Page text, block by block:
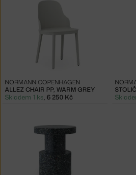
ALLEZ CHAIR PP, WARM GREY
NORMANN COPENHAGEN
Skladem 1 ks, 6 250 Kč